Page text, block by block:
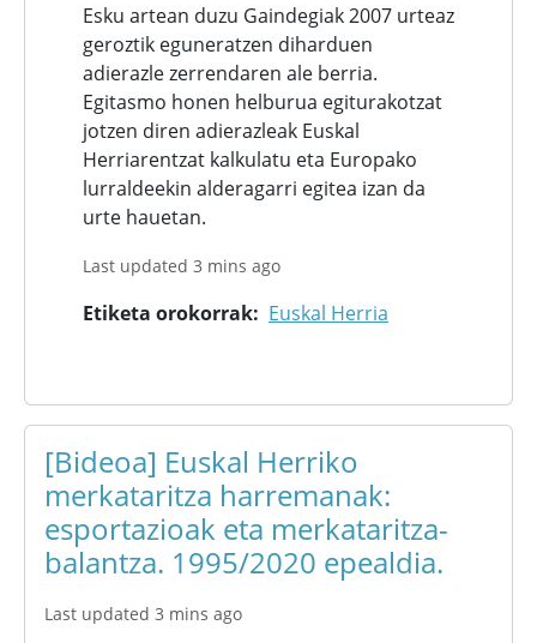
Esku artean duzu Gaindegiak 2007 urteaz
geroztik eguneratzen diharduen
adierazle zerrendaren ale berria.
Egitasmo honen helburua egiturakotzat
jotzen diren adierazleak Euskal
Herriarentzat kalkulatu eta Europako
lurraldeekin alderagarri egitea izan da
urte hauetan.
Last updated 3 mins ago
Etiketa orokorrak Euskal Herria
[Bideoa] Euskal Herriko
merkataritza harremanak:
esportazioak eta merkataritza-
balantza. 1995/2020 epealdia.
Last updated 3 mins ago